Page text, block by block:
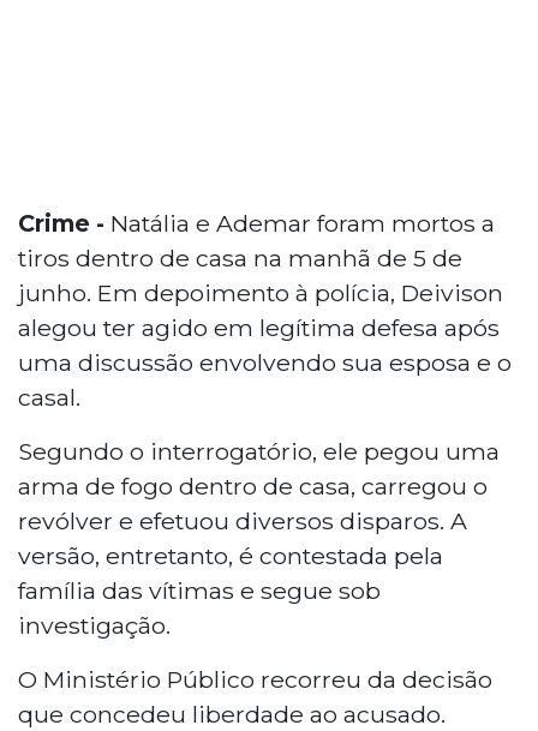
Crime - Natália e Ademar foram mortos a
tiros dentro de casa na manhã de 5 de
junho. Em depoimento à polícia, Deivison
alegou ter agido em legítima defesa após
uma discussão envolvendo sua esposa e o
casal.
Segundo o interrogatório, ele pegou uma
arma de fogo dentro de casa, carregou o
revólver e efetuou diversos disparos. A
versão, entretanto, é contestada pela
família das vítimas e segue sob
investigação.
O Ministério Público recorreu da decisão
que concedeu liberdade ao acusado.